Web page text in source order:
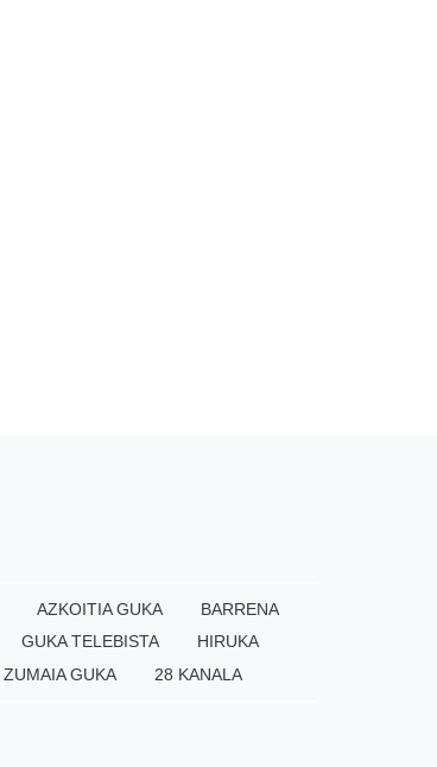
AZKOITIA GUKA
BARRENA
GUKA TELEBISTA
HIRUKA
ZUMAIA GUKA 28 KANALA